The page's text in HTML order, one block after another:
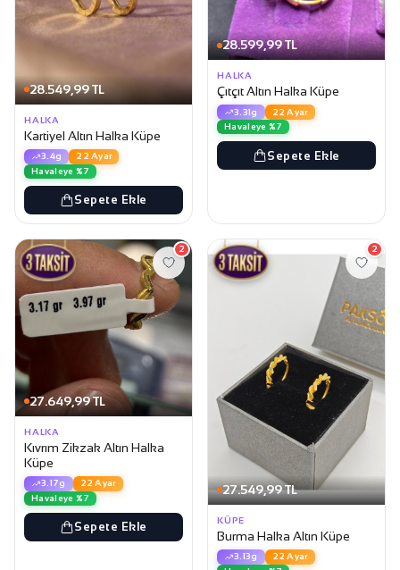
28.549,99 TL
HALKA
Kartiyel Altın Halka Küpe
3.4g
22 Ayar
Havaleye %7
Sepete Ekle
28.599,99 TL
HALKA
Çıtçıt Altın Halka Küpe
3.31g
22 Ayar
Havaleye %7
Sepete Ekle
27.649,99 TL
2
HALKA
Kıvrım Zikzak Altın Halka
Küpe
3.17g
22 Ayar
Havaleye %7
Sepete Ekle
27.549,99 TL
2
KÜPE
Burma Halka Altın Küpe
3.13g
22 Ayar